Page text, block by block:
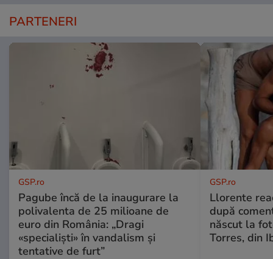
PARTENERI
GSP.ro
Pagube încă de la inaugurare la
polivalenta de 25 milioane de
euro din România: „Dragi
«specialiști» în vandalism și
tentative de furt”
GSP.ro
Llorente
după
născut la
Torres, din